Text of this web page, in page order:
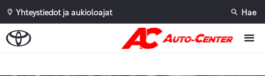
Yhteystiedot ja aukioloajat Hae